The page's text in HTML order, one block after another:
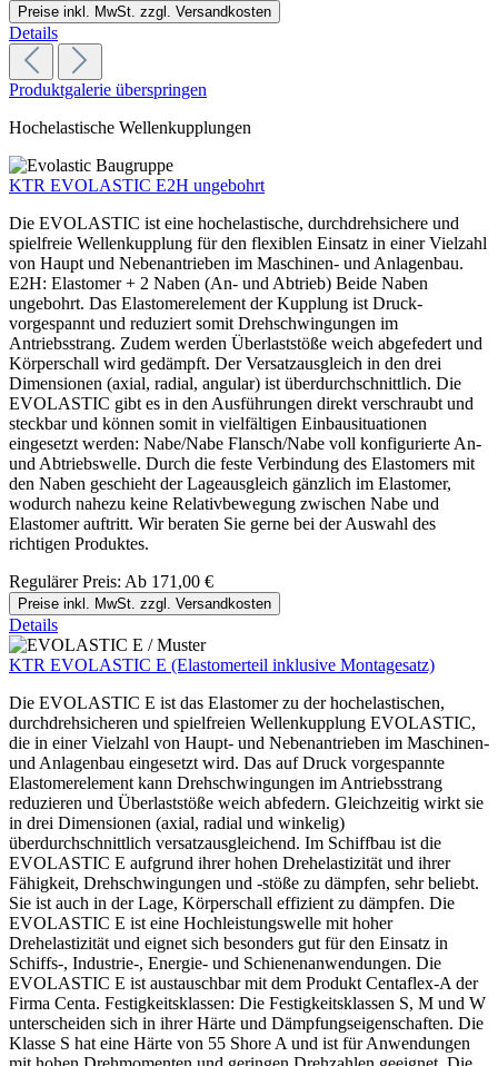
Preise inkl. MwSt. zzgl. Versandkosten
Details
Produktgalerie überspringen
Hochelastische Wellenkupplungen
KTR EVOLASTIC E2H ungebohrt
Die EVOLASTIC ist eine hochelastische, durchdrehsichere und
spielfreie Wellenkupplung für den flexiblen Einsatz in einer Vielzahl
von Haupt und Nebenantrieben im Maschinen- und Anlagenbau.
E2H: Elastomer + 2 Naben (An- und Abtrieb) Beide Naben
ungebohrt. Das Elastomerelement der Kupplung ist Druck-
vorgespannt und reduziert somit Drehschwingungen im
Antriebsstrang. Zudem werden Überlaststöße weich abgefedert und
Körperschall wird gedämpft. Der Versatzausgleich in den drei
Dimensionen (axial, radial, angular) ist überdurchschnittlich. Die
EVOLASTIC gibt es in den Ausführungen direkt verschraubt und
steckbar und können somit in vielfältigen Einbausituationen
eingesetzt werden: Nabe/Nabe Flansch/Nabe voll konfigurierte An-
und Abtriebswelle. Durch die feste Verbindung des Elastomers mit
den Naben geschieht der Lageausgleich gänzlich im Elastomer,
wodurch nahezu keine Relativbewegung zwischen Nabe und
Elastomer auftritt. Wir beraten Sie gerne bei der Auswahl des
richtigen Produktes.
Regulärer Preis: Ab 171,00 €
Preise inkl. MwSt. zzgl. Versandkosten
Details
KTR EVOLASTIC E (Elastomerteil inklusive Montagesatz)
Die EVOLASTIC E ist das Elastomer zu der hochelastischen,
durchdrehsicheren und spielfreien Wellenkupplung EVOLASTIC,
die in einer Vielzahl von Haupt- und Nebenantrieben im Maschinen-
und Anlagenbau eingesetzt wird. Das auf Druck vorgespannte
Elastomerelement kann Drehschwingungen im Antriebsstrang
reduzieren und Überlaststöße weich abfedern. Gleichzeitig wirkt sie
in drei Dimensionen (axial, radial und winkelig)
überdurchschnittlich versatzausgleichend. Im Schiffbau ist die
EVOLASTIC E aufgrund ihrer hohen Drehelastizität und ihrer
Fähigkeit, Drehschwingungen und -stöße zu dämpfen, sehr beliebt.
Sie ist auch in der Lage, Körperschall effizient zu dämpfen. Die
EVOLASTIC E ist eine Hochleistungswelle mit hoher
Drehelastizität und eignet sich besonders gut für den Einsatz in
Schiffs-, Industrie-, Energie- und Schienenanwendungen. Die
EVOLASTIC E ist austauschbar mit dem Produkt Centaflex-A der
Firma Centa. Festigkeitsklassen: Die Festigkeitsklassen S, M und W
unterscheiden sich in ihrer Härte und Dämpfungseigenschaften. Die
Klasse S hat eine Härte von 55 Shore A und ist für Anwendungen